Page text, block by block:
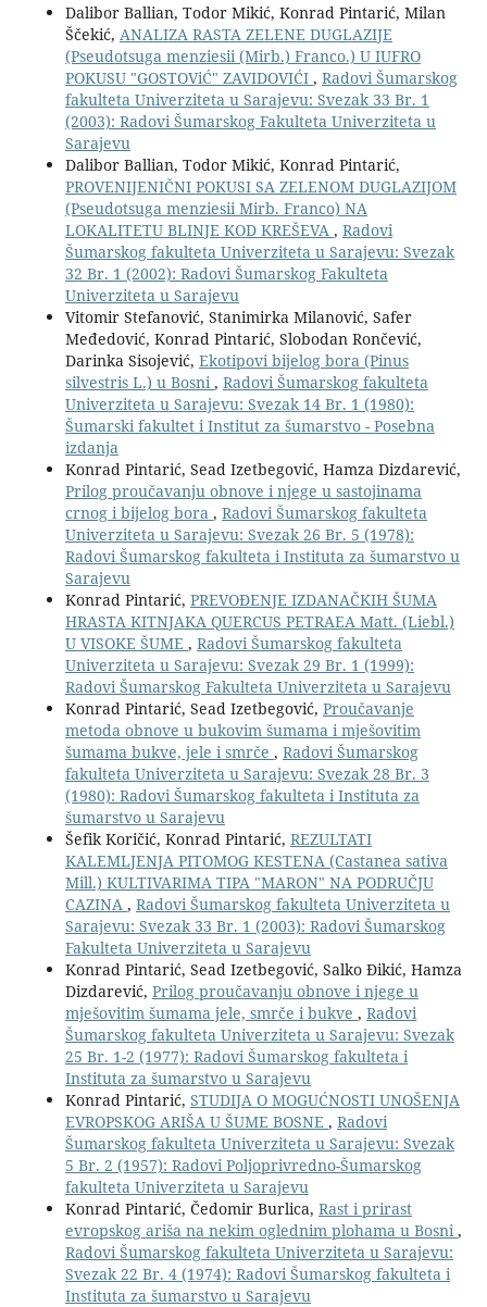
Dalibor Ballian, Todor Mikić, Konrad Pintarić, Milan
Ščekić, ANALIZA RASTA ZELENE DUGLAZIJE
(Pseudotsuga menziesii (Mirb.) Franco.) U IUFRO
POKUSU "GOSTOViĆ" ZAVIDOVIĆI , Radovi Šumarskog
fakulteta Univerziteta u Sarajevu: Svezak 33 Br. 1
(2003): Radovi Šumarskog Fakulteta Univerziteta u
Sarajevu
Dalibor Ballian, Todor Mikić, Konrad Pintarić,
PROVENIJENIČNI POKUSI SA ZELENOM DUGLAZIJOM
(Pseudotsuga menziesii Mirb. Franco) NA
LOKALITETU BLINJE KOD KREŠEVA , Radovi
Šumarskog fakulteta Univerziteta u Sarajevu: Svezak
32 Br. 1 (2002): Radovi Šumarskog Fakulteta
Univerziteta u Sarajevu
Vitomir Stefanović, Stanimirka Milanović, Safer
Međedović, Konrad Pintarić, Slobodan Rončević,
Darinka Sisojević, Ekotipovi bijelog bora (Pinus
silvestris L.) u Bosni , Radovi Šumarskog fakulteta
Univerziteta u Sarajevu: Svezak 14 Br. 1 (1980):
Šumarski fakultet i Institut za šumarstvo - Posebna
izdanja
Konrad Pintarić, Sead Izetbegović, Hamza Dizdarević,
Prilog proučavanju obnove i njege u sastojinama
crnog i bijelog bora , Radovi Šumarskog fakulteta
Univerziteta u Sarajevu: Svezak 26 Br. 5 (1978):
Radovi Šumarskog fakulteta i Instituta za šumarstvo u
Sarajevu
Konrad Pintarić, PREVOĐENJE IZDANAČKIH ŠUMA
HRASTA KITNJAKA QUERCUS PETRAEA Matt. (Liebl.)
U VISOKE ŠUME , Radovi Šumarskog fakulteta
Univerziteta u Sarajevu: Svezak 29 Br. 1 (1999):
Radovi Šumarskog Fakulteta Univerziteta u Sarajevu
Konrad Pintarić, Sead Izetbegović, Proučavanje
metoda obnove u bukovim šumama i mješovitim
šumama bukve, jele i smrče , Radovi Šumarskog
fakulteta Univerziteta u Sarajevu: Svezak 28 Br. 3
(1980): Radovi Šumarskog fakulteta i Instituta za
šumarstvo u Sarajevu
Šefik Koričić, Konrad Pintarić, REZULTATI
KALEMLJENJA PITOMOG KESTENA (Castanea sativa
Mill.) KULTIVARIMA TIPA "MARON" NA PODRUČJU
CAZINA , Radovi Šumarskog fakulteta Univerziteta u
Sarajevu: Svezak 33 Br. 1 (2003): Radovi Šumarskog
Fakulteta Univerziteta u Sarajevu
Konrad Pintarić, Sead Izetbegović, Salko Đikić, Hamza
Dizdarević, Prilog proučavanju obnove i njege u
mješovitim šumama jele, smrče i bukve , Radovi
Šumarskog fakulteta Univerziteta u Sarajevu: Svezak
25 Br. 1-2 (1977): Radovi Šumarskog fakulteta i
Instituta za šumarstvo u Sarajevu
Konrad Pintarić, STUDIJA O MOGUĆNOSTI UNOŠENJA
EVROPSKOG ARIŠA U ŠUME BOSNE , Radovi
Šumarskog fakulteta Univerziteta u Sarajevu: Svezak
5 Br. 2 (1957): Radovi Poljoprivredno-Šumarskog
fakulteta Univerziteta u Sarajevu
Konrad Pintarić, Čedomir Burlica, Rast i prirast
evropskog ariša na nekim oglednim plohama u Bosni ,
Radovi Šumarskog fakulteta Univerziteta u Sarajevu:
Svezak 22 Br. 4 (1974): Radovi Šumarskog fakulteta i
Instituta za šumarstvo u Sarajevu